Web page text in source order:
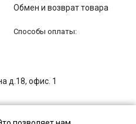
Обмен и возврат товара
Способы оплаты:
д.18, офис. 1